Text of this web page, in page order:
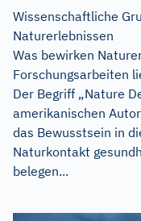
Wissenschaftliche
Naturerlebnissen
Was bewirken
Forschungsarbeiten
Der Begriff „Nature
amerikanischen
das Bewusstsein in
Naturkontakt
belegen...